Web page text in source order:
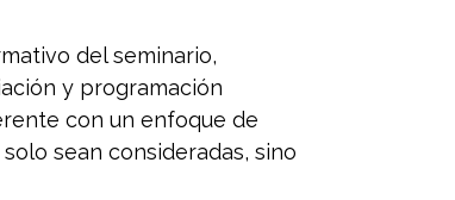
del seminario,
y programación
con un enfoque de
sean consideradas, sino